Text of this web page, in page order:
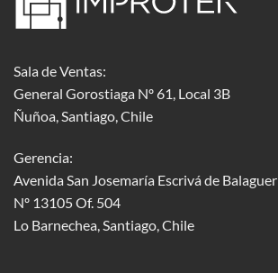
Sala de Ventas:
General Gorostiaga Nº 61, Local 3B
Ñuñoa, Santiago, Chile
Gerencia:
Avenida San Josemaría Escrivá de Balaguer
Nº 13105 Of. 504
Lo Barnechea, Santiago, Chile